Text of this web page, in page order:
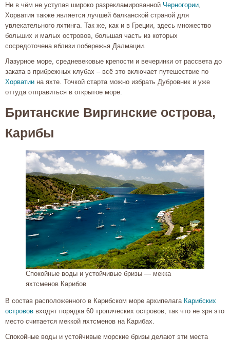
Ни в чём не уступая широко разрекламированной Черногории
Хорватия также является лучшей балканской страной для
увлекательного яхтинга. Так же, как и в Греции, здесь множество
больших и малых островов, большая часть из которых
сосредоточена вблизи побережья Далмации.
Лазурное море, средневековые крепости и вечеринки от рассвета до
заката в прибрежных клубах – всё это включает путешествие по
Хорватии на яхте. Точкой старта можно избрать Дубровник и уже
оттуда отправиться в открытое море.
Британские Виргинские острова,
Карибы
Спокойные воды и устойчивые бризы — мекка
яхтсменов Карибов
В состав расположенного в Карибском море архипелага Карибских
островов входят порядка 60 тропических островов, так что не зря это
место считается меккой яхтсменов на Карибах.
Спокойные воды и устойчивые морские бризы делают эти места